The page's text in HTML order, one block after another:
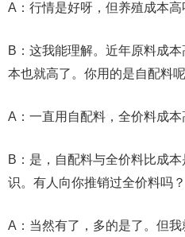
A：行情是好呀，但养殖成本高
B：这我能理解。近年原料成
本也就高了。你用的是自配料
A：一直用自配料，全价料成本
B：是，自配料与全价料比成
识。有人向你推销过全价料吗？
A：当然有了，多的是了。但我